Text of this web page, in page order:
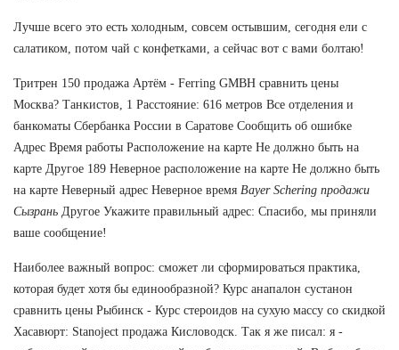
Лучше всего это есть холодным, совсем остывшим, сегодня ели с
салатиком, потом чай с конфетками, а сейчас вот с вами болтаю!
Тритрен 150 продажа Артём - Ferring GMBH сравнить цены
Москва? Танкистов, 1 Расстояние: 616 метров Все отделения и
банкоматы Сбербанка России в Саратове Сообщить об ошибке
Адрес Время работы Расположение на карте Не должно быть на
карте Другое 189 Неверное расположение на карте Не должно быть
на карте Неверный адрес Неверное время Bayer Schering продажи
Сызрань Другое Укажите правильный адрес: Спасибо, мы приняли
ваше сообщение!
Наиболее важный вопрос: сможет ли сформироваться практика,
которая будет хотя бы единообразной? Курс анапалон сустанон
сравнить цены Рыбинск - Курс стероидов на сухую массу со скидкой
Хасавюрт: Stanoject продажа Кисловодск. Так я же писал: я -